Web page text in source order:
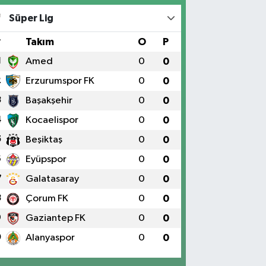
Süper Lig
Takım O P
Amed 0 0
Erzurumspor FK 0 0
Başakşehir 0 0
Kocaelispor 0 0
Beşiktaş 0 0
Eyüpspor 0 0
Galatasaray 0 0
Çorum FK 0 0
Gaziantep FK 0 0
Alanyaspor 0 0